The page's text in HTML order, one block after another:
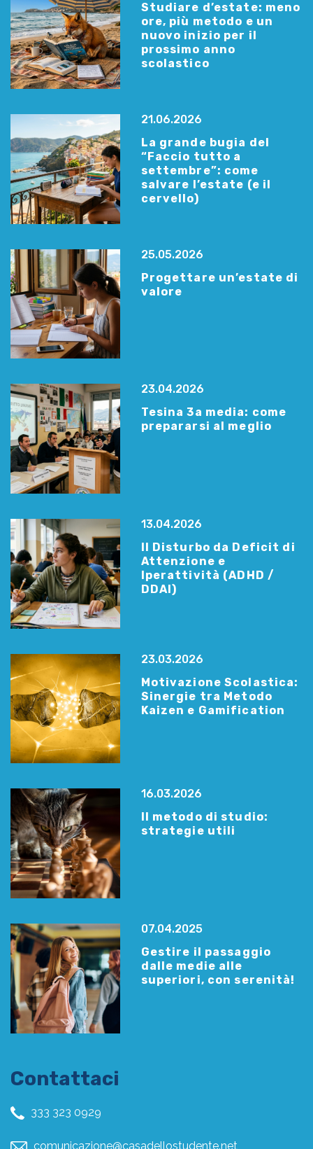
Studiare d’estate: meno
ore, più metodo e un
nuovo inizio per il
prossimo anno
scolastico
21.06.2026
La grande bugia del
“Faccio tutto a
settembre”: come
salvare l’estate (e il
cervello)
25.05.2026
Progettare un’estate di
valore
23.04.2026
Tesina 3a media: come
prepararsi al meglio
13.04.2026
Il Disturbo da Deficit di
Attenzione e
Iperattività (ADHD /
DDAI)
23.03.2026
Motivazione Scolastica:
Sinergie tra Metodo
Kaizen e Gamification
16.03.2026
Il metodo di studio:
strategie utili
07.04.2025
Gestire il passaggio
dalle medie alle
superiori, con serenità!
Contattaci
333 323 0929
comunicazione@casadellostudente.net